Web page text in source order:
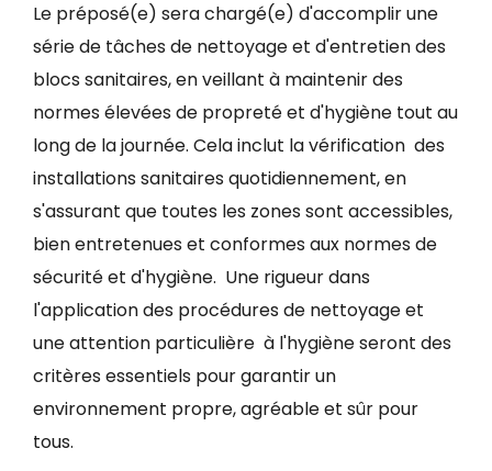
Le préposé(e) sera chargé(e) d'accomplir une
série de tâches de nettoyage et d'entretien des
blocs sanitaires, en veillant à maintenir des
normes élevées de propreté et d'hygiène tout au
long de la journée. Cela inclut la vérification des
installations sanitaires quotidiennement, en
s'assurant que toutes les zones sont accessibles,
bien entretenues et conformes aux normes de
sécurité et d'hygiène. Une rigueur dans
l'application des procédures de nettoyage et
une attention particulière à l'hygiène seront des
critères essentiels pour garantir un
environnement propre, agréable et sûr pour
tous.